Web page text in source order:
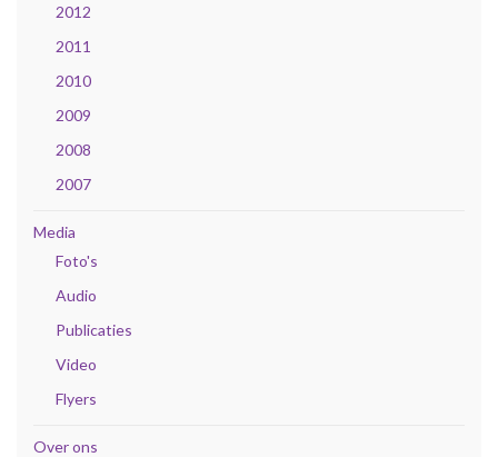
2012
2011
2010
2009
2008
2007
Media
Foto's
Audio
Publicaties
Video
Flyers
Over ons